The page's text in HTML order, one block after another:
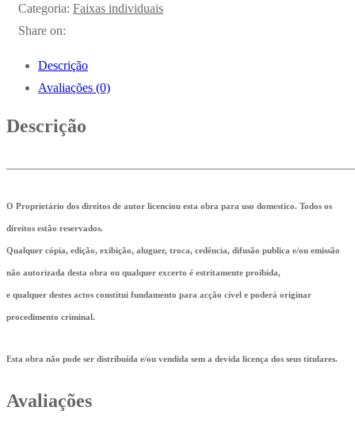
Categoria: Faixas individuais
Share on:
Descrição
Avaliações (0)
Descrição
O Proprietário dos direitos de autor licenciou esta obra para uso domestico. Todos os
direitos estão reservados.
Qualquer cópia, edição, exibição, aluguer, troca, cedência, difusão publica e/ou emissão
não autorizada desta obra ou qualquer excerto é estritamente proibida,
e qualquer destes actos constitui fundamento para acção cível e poderá originar
procedimento criminal.
Esta obra não pode ser distribuída e/ou vendida sem a devida licença dos seus titulares.
Avaliações